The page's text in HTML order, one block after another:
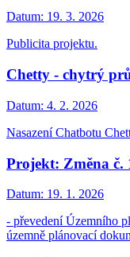
Datum: 19. 3. 2026
Publicita projektu.
Chetty - chytrý
Datum: 4. 2. 2026
Nasazení Chatbotu
Projekt: Změna č.
Datum: 19. 1. 2026
- převedení Územního
územně plánovací